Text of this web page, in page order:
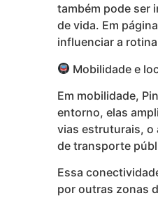
também pode ser
de vida. Em
influenciar a
Mobilidade e
Em mobilidade,
entorno, elas
vias estruturais, o
de transporte
Essa
por outras zonas